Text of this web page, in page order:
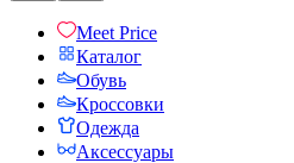
Meet Price
Каталог
Обувь
Кроссовки
Одежда
Аксессуары